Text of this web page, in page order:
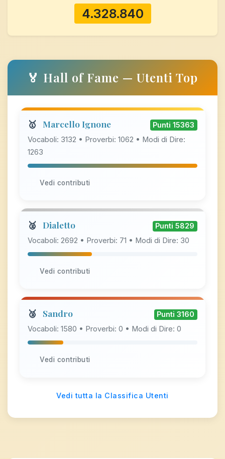
4.328.840
🏅 Hall of Fame — Utenti Top
🥇 Marcello Ignone Punti 15363
Vocaboli: 3132 • Proverbi: 1062 • Modi di Dire:
1263
Vedi contributi
🥈 Dialetto Punti 5829
Vocaboli: 2692 • Proverbi: 71 • Modi di Dire: 30
Vedi contributi
🥉 Sandro Punti 3160
Vocaboli: 1580 • Proverbi: 0 • Modi di Dire: 0
Vedi contributi
Vedi tutta la Classifica Utenti